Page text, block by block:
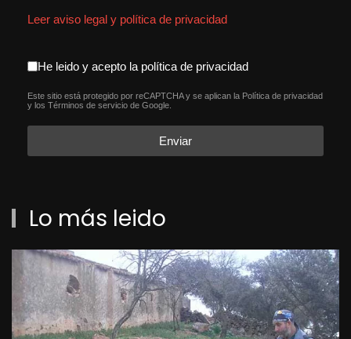
Leer aviso legal y política de privacidad
aceptacion política de
He leido y acepto la política de privacidad
reCAPTCHA*
Este sitio está protegido por reCAPTCHA y se aplican la Política de privacidad
y los Términos de servicio de Google.
Enviar
Lo más leido